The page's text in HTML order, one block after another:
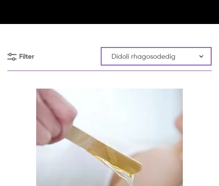
Filter